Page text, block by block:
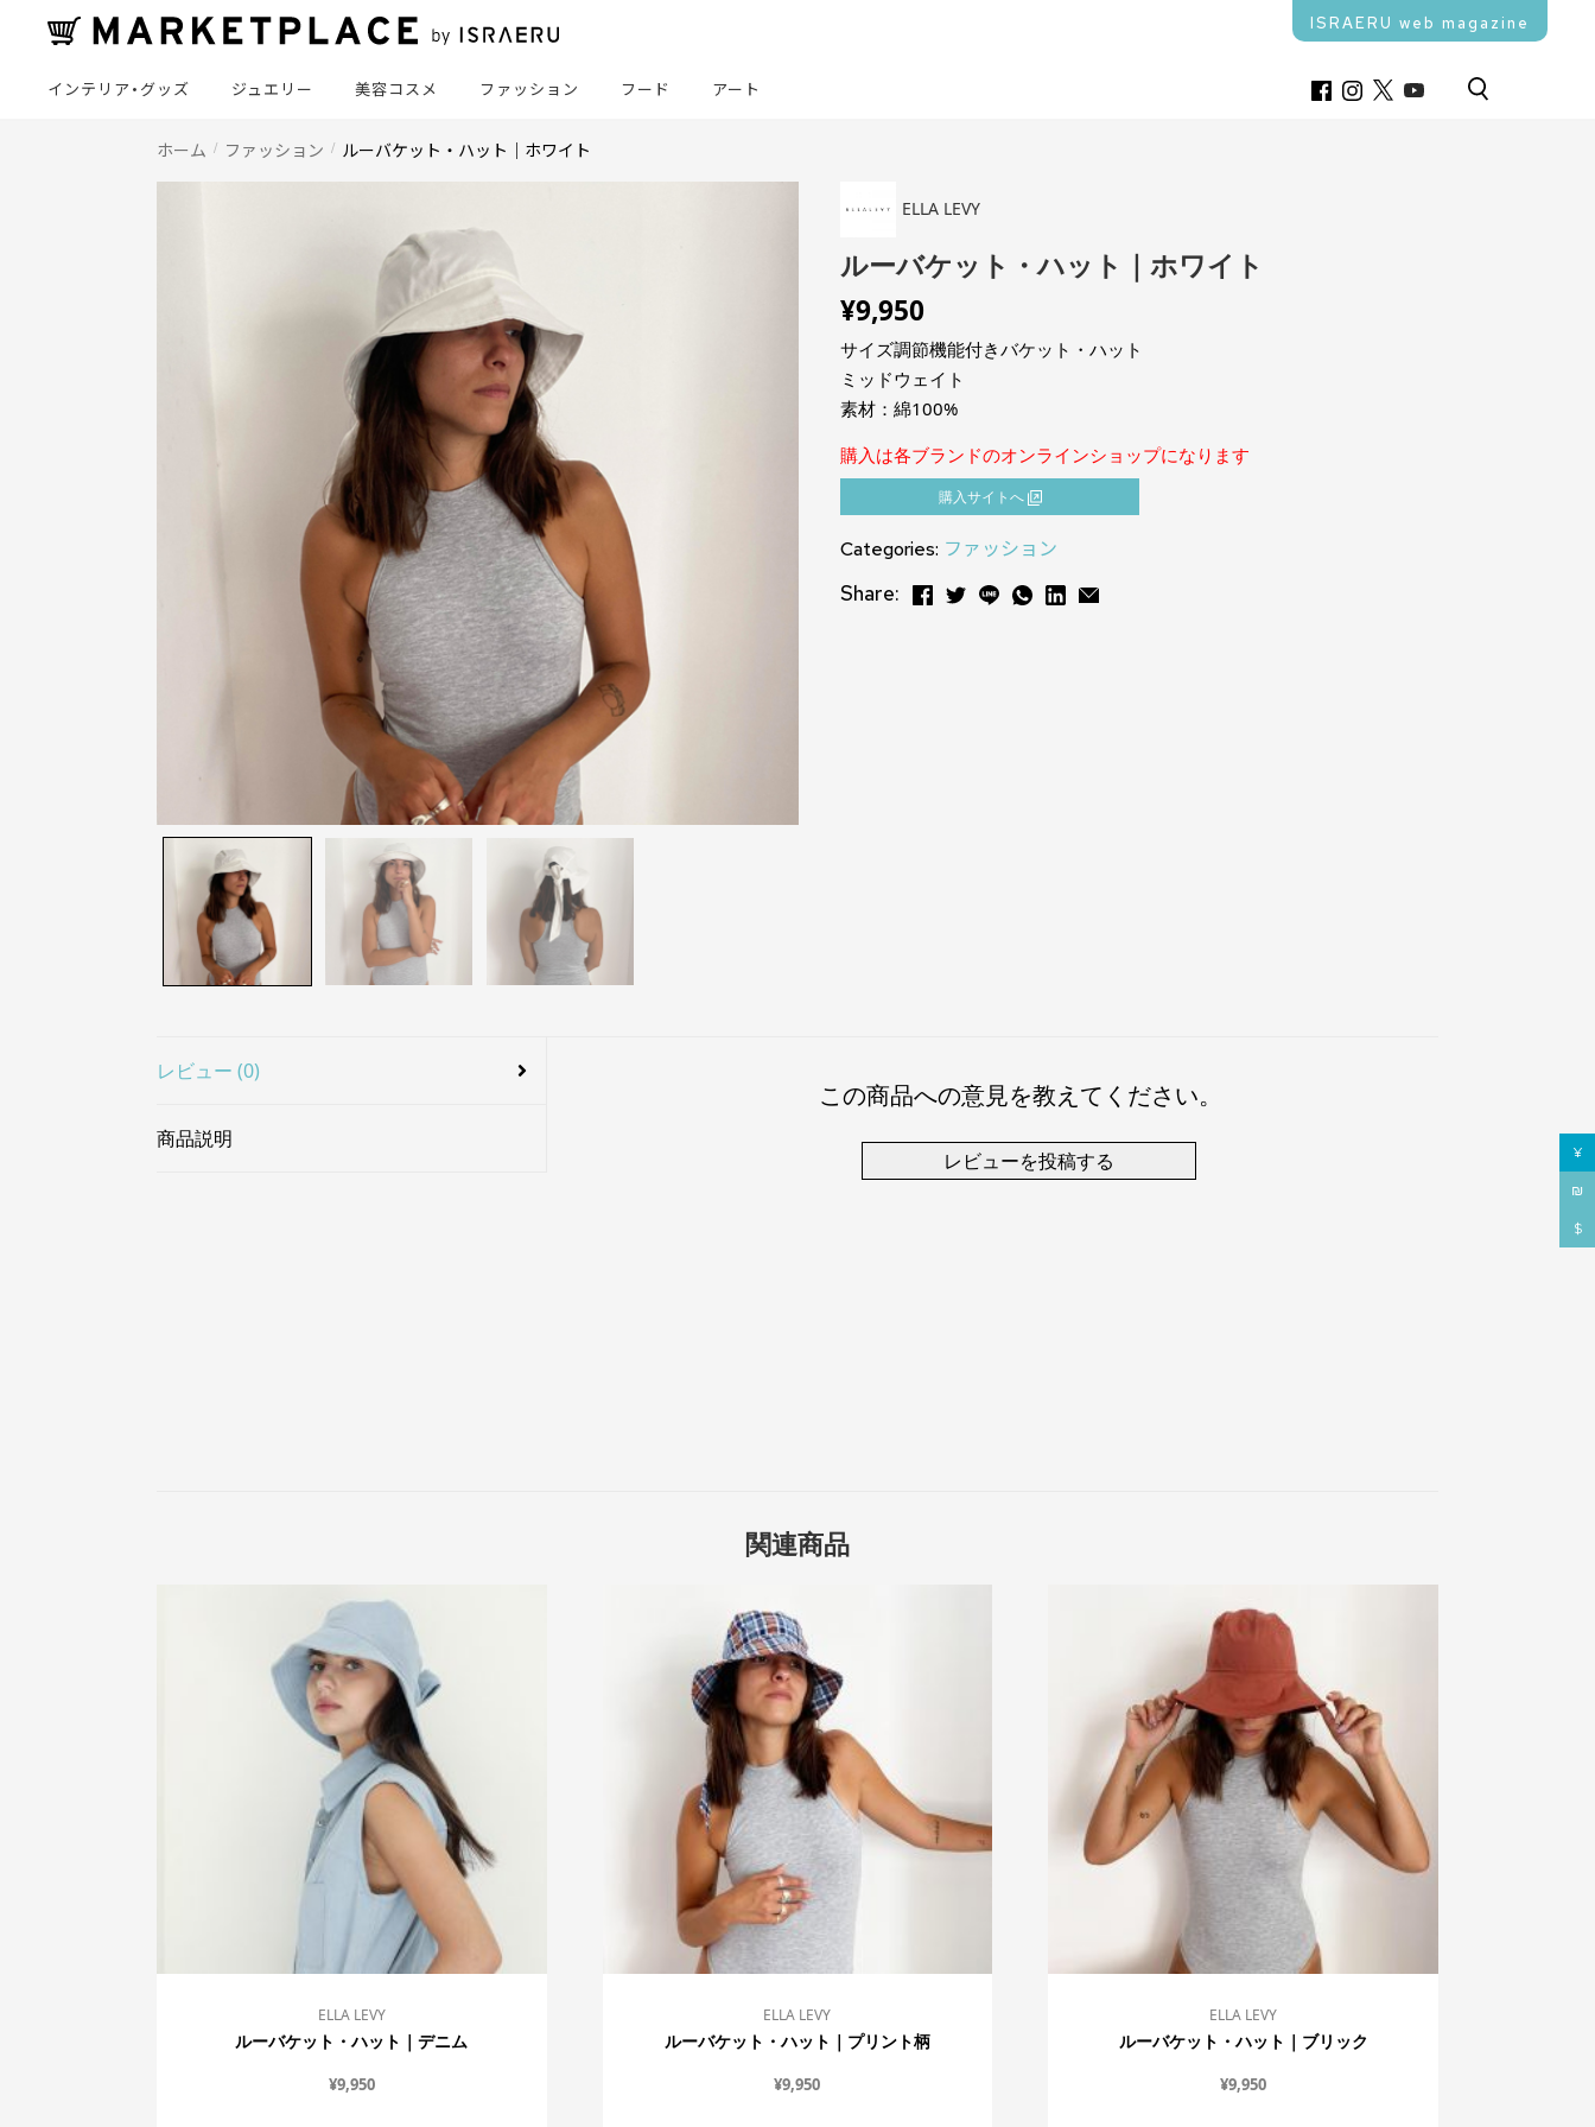
¥
₪
$
ISRAERU web magazine
インテリア・グッズ ジュエリー 美容コスメ ファッション フード アート
ホーム ファッション ルーバケット・ハット｜ホワイト
ELLA LEVY
ルーバケット・ハット｜ホワイト
¥9,950
サイズ調節機能付きバケット・ハット
ミッドウェイト
素材：綿100%
購入は各ブランドのオンラインショップになります
購⼊サイトへ
Categories: ファッション
Share:
レビュー (0)
商品説明
この商品への意見を教えてください。
レビューを投稿する
関連商品
ELLA LEVY
ルーバケット・ハット｜デニム
¥9,950
ELLA LEVY
ルーバケット・ハット｜プリント柄
¥9,950
ELLA LEVY
ルーバケット・ハット｜ブリック
¥9,950